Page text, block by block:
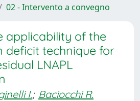
02 - Intervento a convegno
applicability of the
deficit technique for
LNAPL
I.; Baciocchi R.